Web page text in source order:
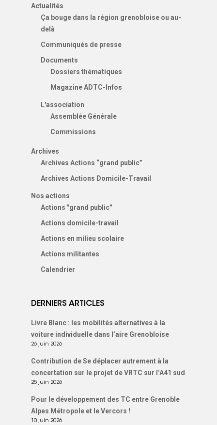
Actualités
Ça bouge dans la région grenobloise ou au-
delà
Communiqués de presse
Documents
Dossiers thématiques
Magazine ADTC-Infos
L'association
Assemblée Générale
Commissions
Archives
Archives Actions “grand public”
Archives Actions Domicile-Travail
Nos actions
Actions "grand public"
Actions domicile-travail
Actions en milieu scolaire
Actions militantes
Calendrier
DERNIERS ARTICLES
Livre Blanc : les mobilités alternatives à la
voiture individuelle dans l’aire Grenobloise
26 juin 2026
Contribution de Se déplacer autrement à la
concertation sur le projet de VRTC sur l’A41 sud
25 juin 2026
Pour le développement des TC entre Grenoble
Alpes Métropole et le Vercors !
10 juin 2026